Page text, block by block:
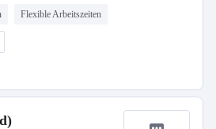
Flexible Arbeitszeiten